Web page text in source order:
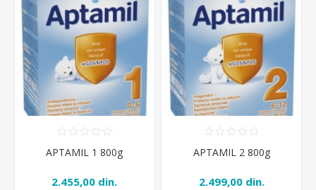
APTAMIL 1 800g
2.455,00 din.
APTAMIL 2 800g
2.499,00 din.